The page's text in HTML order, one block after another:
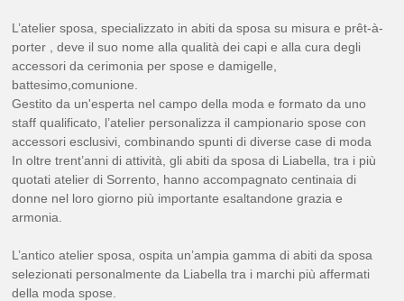
L’atelier sposa, specializzato in abiti da sposa su misura e prêt-à-
porter , deve il suo nome alla qualità dei capi e alla cura degli
accessori da cerimonia per spose e damigelle,
battesimo,comunione.
Gestito da un'esperta nel campo della moda e formato da uno
staff qualificato, l’atelier personalizza il campionario spose con
accessori esclusivi, combinando spunti di diverse case di moda
In oltre trent’anni di attività, gli abiti da sposa di Liabella, tra i più
quotati atelier di Sorrento, hanno accompagnato centinaia di
donne nel loro giorno più importante esaltandone grazia e
armonia.
L’antico atelier sposa, ospita un’ampia gamma di abiti da sposa
selezionati personalmente da Liabella tra i marchi più affermati
della moda spose.